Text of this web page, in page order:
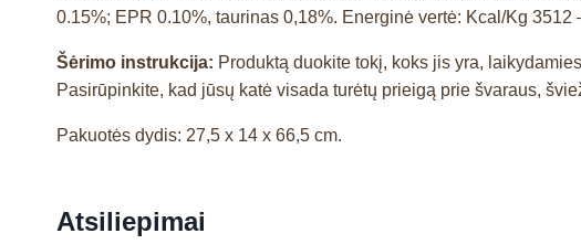
0.15%; EPR 0.10%, taurinas 0,18%. Energinė vertė: Kcal/Kg 3512
Šėrimo instrukcija: Produktą duokite tokį, koks jis yra,
Pasirūpinkite, kad jūsų katė visada turėtų prieigą prie švaraus,
Pakuotės dydis: 27,5 x 14 x 66,5 cm.
Atsiliepimai